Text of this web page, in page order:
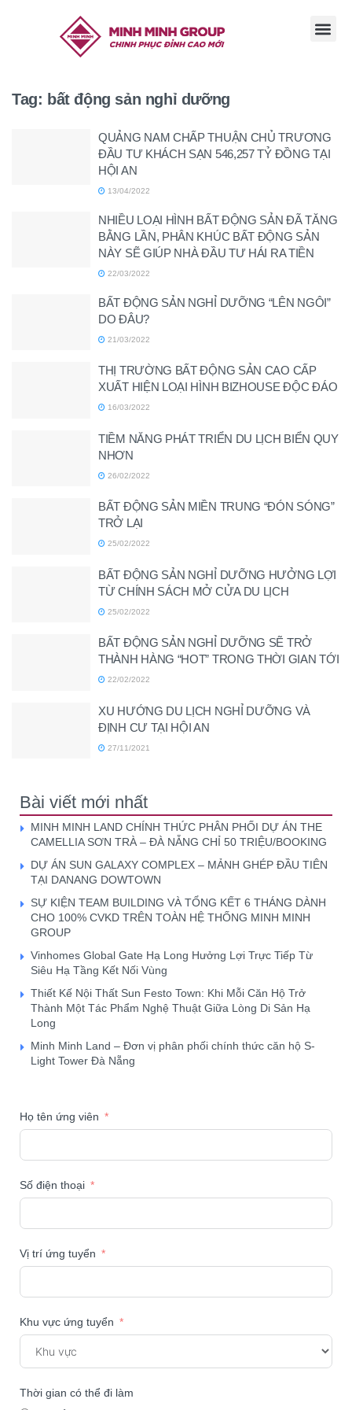
Tag: bất động sản nghỉ dưỡng
QUẢNG NAM CHẤP THUẬN CHỦ TRƯƠNG
ĐẦU TƯ KHÁCH SẠN 546,257 TỶ ĐỒNG TẠI
HỘI AN
13/04/2022
NHIỀU LOẠI HÌNH BẤT ĐỘNG SẢN ĐÃ TĂNG
BẰNG LẦN, PHÂN KHÚC BẤT ĐỘNG SẢN
NÀY SẼ GIÚP NHÀ ĐẦU TƯ HÁI RA TIỀN
22/03/2022
BẤT ĐỘNG SẢN NGHỈ DƯỠNG “LÊN NGÔI”
DO ĐÂU?
21/03/2022
THỊ TRƯỜNG BẤT ĐỘNG SẢN CAO CẤP
XUẤT HIỆN LOẠI HÌNH BIZHOUSE ĐỘC ĐÁO
16/03/2022
TIỀM NĂNG PHÁT TRIỂN DU LỊCH BIỂN QUY
NHƠN
26/02/2022
BẤT ĐỘNG SẢN MIỀN TRUNG “ĐÓN SÓNG”
TRỞ LẠI
25/02/2022
BẤT ĐỘNG SẢN NGHỈ DƯỠNG HƯỞNG LỢI
TỪ CHÍNH SÁCH MỞ CỬA DU LỊCH
25/02/2022
BẤT ĐỘNG SẢN NGHỈ DƯỠNG SẼ TRỞ
THÀNH HÀNG “HOT” TRONG THỜI GIAN TỚI
22/02/2022
XU HƯỚNG DU LỊCH NGHỈ DƯỠNG VÀ
ĐỊNH CƯ TẠI HỘI AN
27/11/2021
Bài viết mới nhất
MINH MINH LAND CHÍNH THỨC PHÂN PHỐI DỰ ÁN THE
CAMELLIA SƠN TRÀ – ĐÀ NẴNG CHỈ 50 TRIỆU/BOOKING
DỰ ÁN SUN GALAXY COMPLEX – MẢNH GHÉP ĐẦU TIÊN
TẠI DANANG DOWTOWN
SỰ KIỆN TEAM BUILDING VÀ TỔNG KẾT 6 THÁNG DÀNH
CHO 100% CVKD TRÊN TOÀN HỆ THỐNG MINH MINH
GROUP
Vinhomes Global Gate Hạ Long Hưởng Lợi Trực Tiếp Từ
Siêu Hạ Tầng Kết Nối Vùng
Thiết Kế Nội Thất Sun Festo Town: Khi Mỗi Căn Hộ Trở
Thành Một Tác Phẩm Nghệ Thuật Giữa Lòng Di Sản Hạ
Long
Minh Minh Land – Đơn vị phân phối chính thức căn hộ S-
Light Tower Đà Nẵng
Họ tên ứng viên
Số điện thoại
Vị trí ứng tuyển
Khu vực ứng tuyển
Thời gian có thể đi làm